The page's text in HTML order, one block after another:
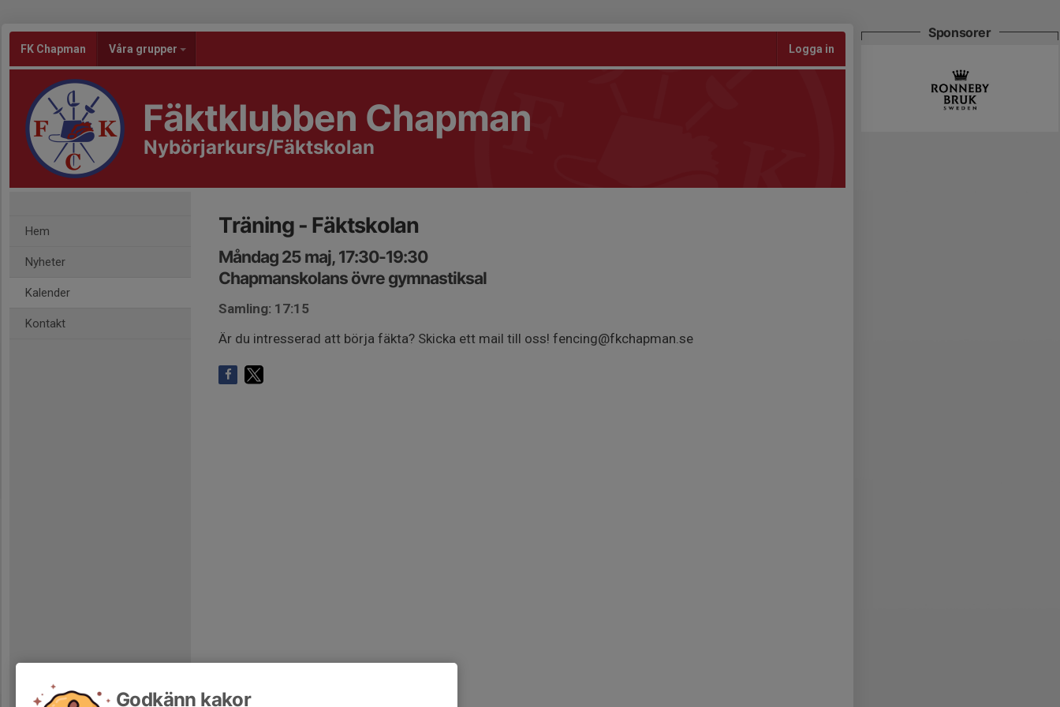
FK Chapman Våra grupper Logga in
Fäktklubben Chapman
Nybörjarkurs/Fäktskolan
Hem
Nyheter
Kalender
Kontakt
Träning - Fäktskolan
Måndag 25 maj, 17:30-19:30
Chapmanskolans övre gymnastiksal
Samling: 17:15
Är du intresserad att börja fäkta? Skicka ett mail till oss! fencing@fkchapman.se
Sponsorer
Godkänn kakor